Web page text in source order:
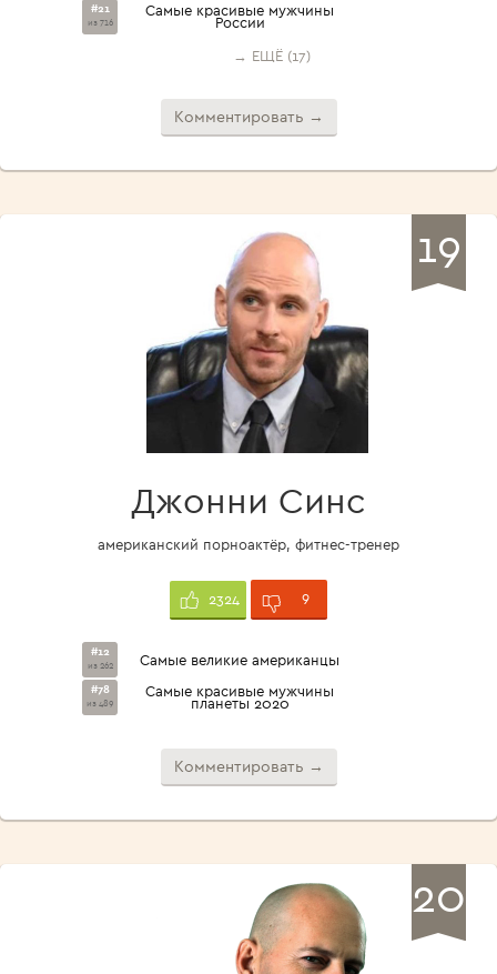
#21
из 716
Самые красивые мужчины
России
→ ЕЩЁ (17)
Комментировать →
19
Джонни Синс
американский порноактёр, фитнес-тренер
2324 9
#12
из 262 Самые великие американцы
#78
из 489
Самые красивые мужчины
планеты 2020
Комментировать →
20